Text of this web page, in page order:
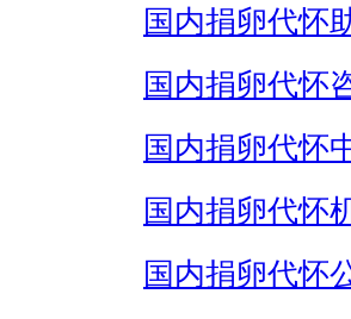
国内捐卵代怀
国内捐卵代怀
国内捐卵代怀
国内捐卵代怀
国内捐卵代怀